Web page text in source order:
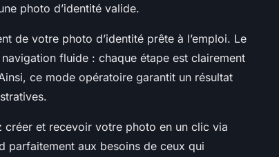
photo d’identité valide.
de votre photo d’identité prête à l’emploi. Le
fluide : chaque étape est clairement
ce mode opératoire garantit un résultat
et recevoir votre photo en un clic via
parfaitement aux besoins de ceux qui